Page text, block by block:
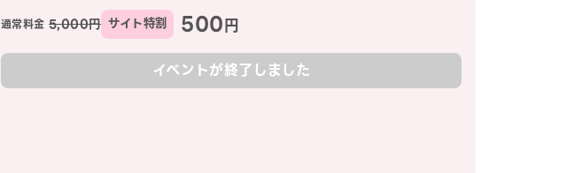
通常料金 5,000円 サイト特割 500円
イベントが終了しました